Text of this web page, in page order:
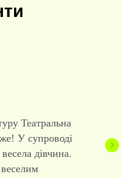
туру в Карпати!
хати,
люди. Особливо